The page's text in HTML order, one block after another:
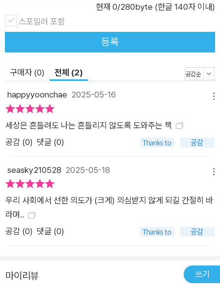
보호하는 것은 필요하다. 때로는 엉엉 울고 싶고 때로는 분노가
치밀며 또 때로는 좌절감에 휩싸여 앞이 안 보이더라도, 할 수 있
는 만큼 조금씩 헤쳐나가다 보면 그 끝에 예전에 알지 못했던 새
로운 길이 당신을 반드시 기다리고 있다는 것을 믿기 바란다. 학
지 않는 마음’만 있다면, 내 인생 끝까지 내가 사랑하고 책임진다
는 마음만 있다면, 호두같이 단단하게 영글어가는 심력과 함께 근
사한 인생의 오후를 맞이할 수 있으리라고 저자는 분명하고도 따
스한 목소리로 말한다. 내 삶의 속도와 방향을 다시 세워야 하는
서 육십 사이는 인생 주기에서 서드 에이지(third age)로, 등산에
최정상 지점’이다. 신체적·심리적 여러 증상으로 인해 인생 만족
지수가 잠시 바닥을 찍긴 하지만, 그렇더라도 사십에서 육십 사이
는 찌꺼기 하나 버릴 게 없는 불변의 ‘골든 서드 에이지’다. 책은
긍지와 자부심, 애정을 갖고 삶을 활짝 피워내 충분히 만끽할 수
있는 방법을 희망찬 목소리로 들려준다. 1부는 예기치 않게 찾아
온 인생 3분기(서드 에이지)의 마음 대소동을 다룬다. 내부와 외
로 들여다보며 분석한다. 2부에서는 마음의 대소동을 진화해본
현재 0/280byte (한글 140자 이내)
스포일러 포함
등록
구매자 (0) 전체 (2)
happyyoonchae 2025-05-16
세상은 흔들려도 나는 흔들리지 않도록 도와주는 책
공감 (0) 댓글 (0)
seasky210528 2025-05-18
우리 사회에서 선한 의도가 (크게) 의심받지 않게 되길 간절히 바
라며..
공감 (0) 댓글 (0)
마이리뷰 쓰기